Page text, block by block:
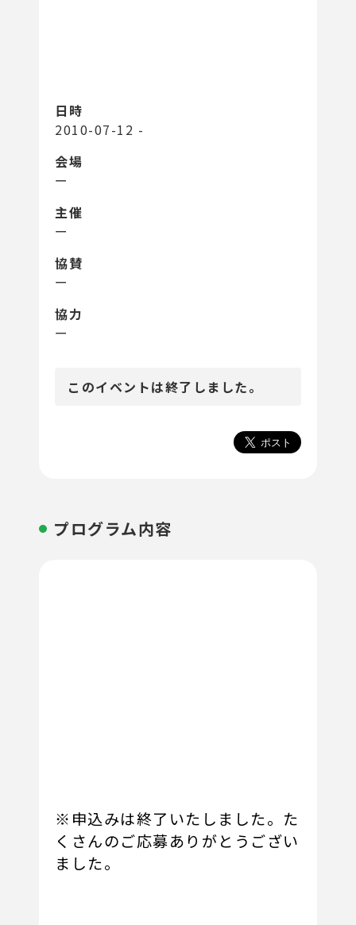
日時
2010-07-12 -
会場
ー
主催
ー
協賛
ー
協力
ー
このイベントは終了しました。
プログラム内容
※申込みは終了いたしました。た
くさんのご応募ありがとうござい
ました。